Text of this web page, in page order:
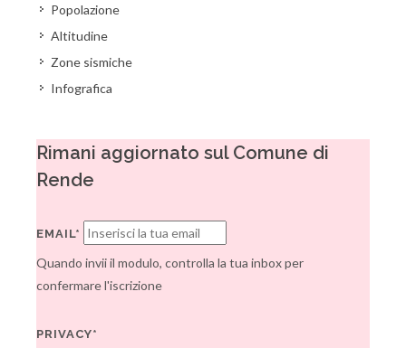
Popolazione
Altitudine
Zone sismiche
Infografica
Rimani aggiornato sul Comune di
Rende
EMAIL*
Quando invii il modulo, controlla la tua inbox per
confermare l'iscrizione
PRIVACY*